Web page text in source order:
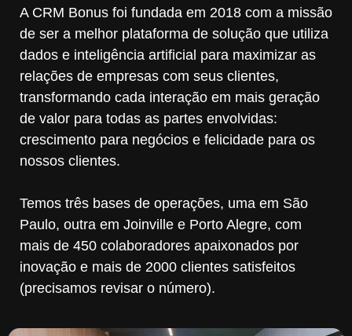
A CRM Bonus foi fundada em 2018 com a missão
de ser a melhor plataforma de solução que utiliza
dados e inteligência artificial para maximizar as
relações de empresas com seus clientes,
transformando cada interação em mais geração
de valor para todas as partes envolvidas:
crescimento para negócios e felicidade para os
nossos clientes.
Temos três bases de operações, uma em São
Paulo, outra em Joinville e Porto Alegre, com
mais de 450 colaboradores apaixonados por
inovação e mais de 2000 clientes satisfeitos
(precisamos revisar o número).